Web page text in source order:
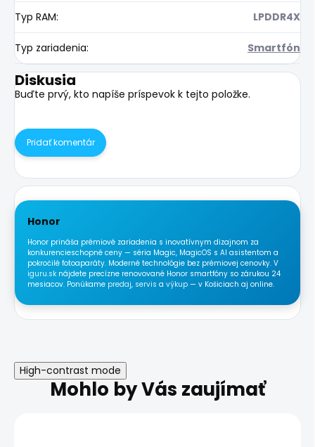
Typ RAM: LPDDR4X
Typ zariadenia: Smartfón
Diskusia
Buďte prvý, kto napíše príspevok k tejto položke.
Pridať komentár
Honor
Honor prináša prémiové zariadenia s inovatívnym dizajnom za
konkurencieschopné ceny — séria Magic, MagicOS s AI asistentom a
pokročilé fotoaparáty. Moderné technológie bez prémiovej cenovky. V
iguru.sknájdete precízne renovované Honor smartfóny so zárukou 24
mesiacov. Ponúkame predaj, servis a výkup— v Košiciach aj online.
High-contrast mode
Mohlo by Vás zaujímať